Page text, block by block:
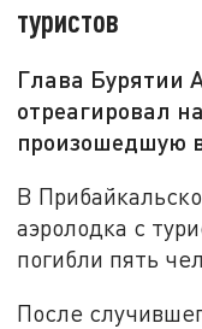
туристов
Глава Бурятии
отреагировал
произошедшую
В
аэролодка с
погибли пять
После